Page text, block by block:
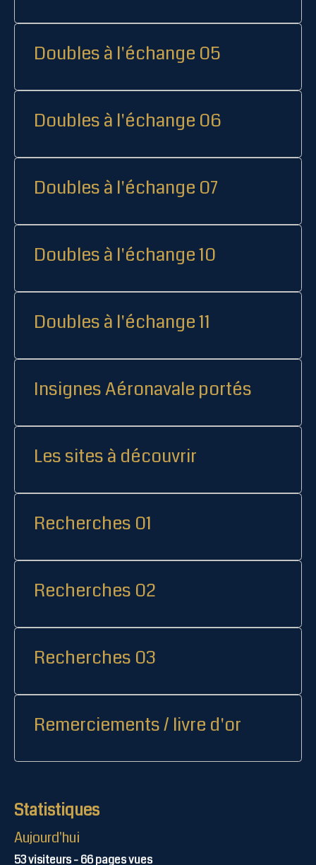
Doubles à l'échange 05
Doubles à l'échange 06
Doubles à l'échange 07
Doubles à l'échange 10
Doubles à l'échange 11
Insignes Aéronavale portés
Les sites à découvrir
Recherches 01
Recherches 02
Recherches 03
Remerciements / livre d'or
Statistiques
Aujourd'hui
53visiteurs -66pages vues